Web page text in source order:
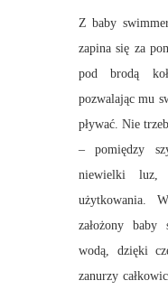
Z baby
zapina się za
pod brodą
pozwalając mu
pływać. Nie
– pomiędzy
niewielki luz,
użytkowania.
założony
wodą, dzięki
zanurzy